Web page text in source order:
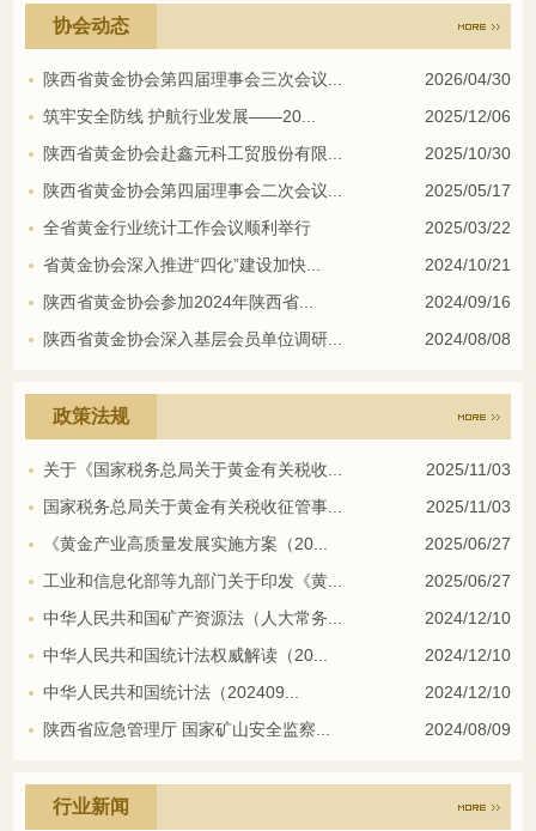
协会动态
陕西省黄金协会第四届理事会三次会议...
2026/04/30
筑牢安全防线 护航行业发展——20...
2025/12/06
陕西省黄金协会赴鑫元科工贸股份有限...
2025/10/30
陕西省黄金协会第四届理事会二次会议...
2025/05/17
全省黄金行业统计工作会议顺利举行
2025/03/22
省黄金协会深入推进“四化”建设加快...
2024/10/21
陕西省黄金协会参加2024年陕西省...
2024/09/16
陕西省黄金协会深入基层会员单位调研...
2024/08/08
政策法规
关于《国家税务总局关于黄金有关税收...
2025/11/03
国家税务总局关于黄金有关税收征管事...
2025/11/03
《黄金产业高质量发展实施方案（20...
2025/06/27
工业和信息化部等九部门关于印发《黄...
2025/06/27
中华人民共和国矿产资源法（人大常务...
2024/12/10
中华人民共和国统计法权威解读（20...
2024/12/10
中华人民共和国统计法（202409...
2024/12/10
陕西省应急管理厅 国家矿山安全监察...
2024/08/09
行业新闻